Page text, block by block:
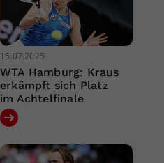
15.07.2025
WTA Hamburg: Kraus
erkämpft sich Platz
im Achtelfinale